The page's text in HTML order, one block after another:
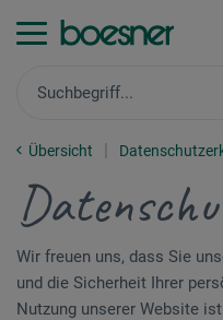
Übersicht
Wir freuen uns, dass Sie
und die Sicherheit Ihrer
Nutzung unserer Website